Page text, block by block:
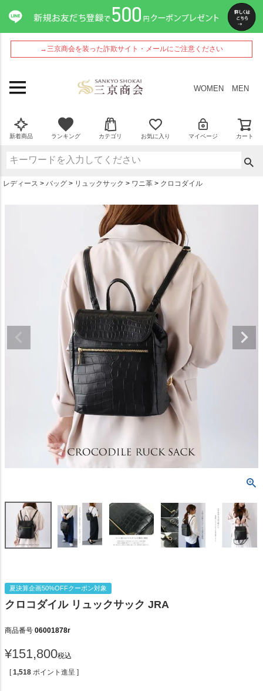
→三京商会を装った詐欺サイト・メールにご注意ください
WOMEN MEN
新着商品 ランキング カテゴリ お気に入り マイページ カート
レディース バッグ リュックサック ワニ革 クロコダイル
夏決算企画50%OFFクーポン対象
クロコダイル リュックサック JRA
商品番号 06001878r
¥151,800税込
[ 1,518 ポイント進呈 ]
ペー
ジト
ップ
へ